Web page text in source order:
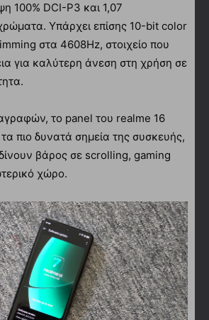
100% DCI-P3 και 1,07
Υπάρχει επίσης 10-bit color
στα 4608Hz, στοιχείο που
για καλύτερη άνεση στη χρήση σε
το panel του realme 16
πιο δυνατά σημεία της συσκευής,
δίνουν βάρος σε scrolling, gaming
χώρο.